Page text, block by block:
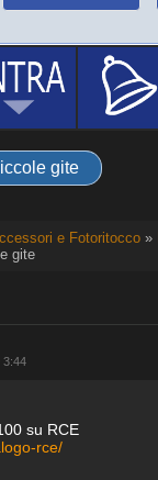
gite
e Fotoritocco»
gite
3:44
su RCE
rce/